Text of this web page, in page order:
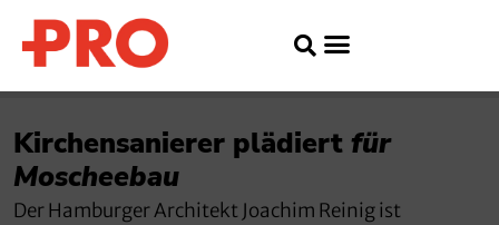
Kirchensanierer plädiert für
Moscheebau
Der Hamburger Architekt Joachim Reinig ist